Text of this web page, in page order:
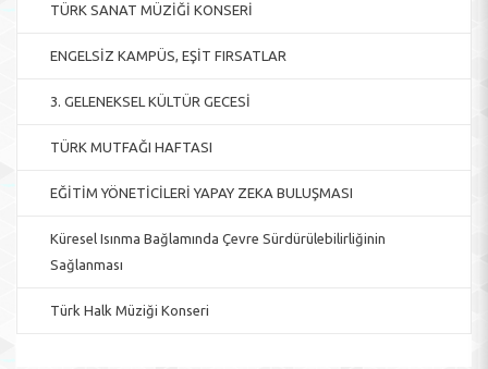
TÜRK SANAT MÜZİĞİ KONSERİ
ENGELSİZ KAMPÜS, EŞİT FIRSATLAR
3. GELENEKSEL KÜLTÜR GECESİ
TÜRK MUTFAĞI HAFTASI
EĞİTİM YÖNETİCİLERİ YAPAY ZEKA BULUŞMASI
Küresel Isınma Bağlamında Çevre Sürdürülebilirliğinin
Sağlanması
Türk Halk Müziği Konseri